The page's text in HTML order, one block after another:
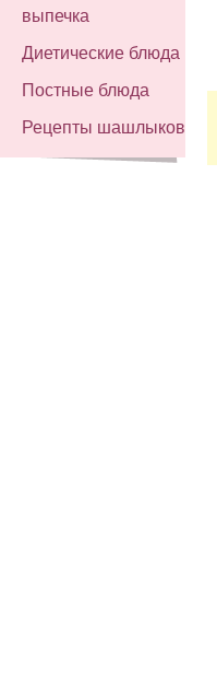
выпечка
Диетические блюда
Постные блюда
Рецепты шашлыков